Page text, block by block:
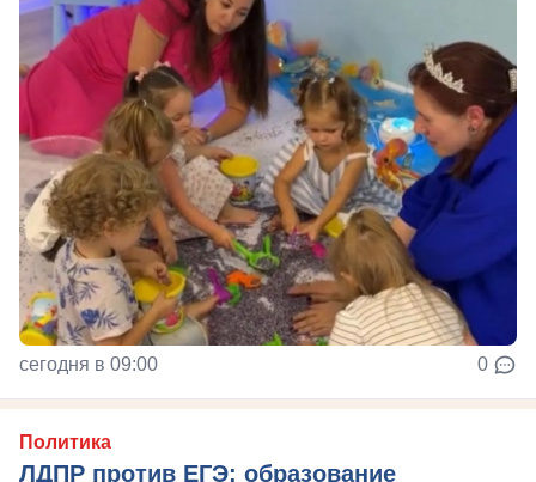
сегодня в 09:00 0
Политика
ЛДПР против ЕГЭ: образование